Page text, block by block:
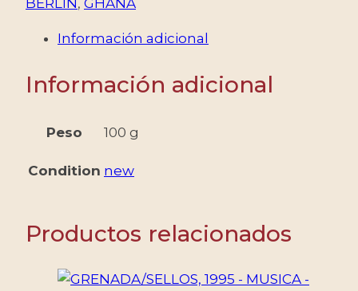
DE
2553/58
BF
HOJITA
BLOQUE
Información adicional
Información adicional
Peso 100 g
Condition new
Productos relacionados